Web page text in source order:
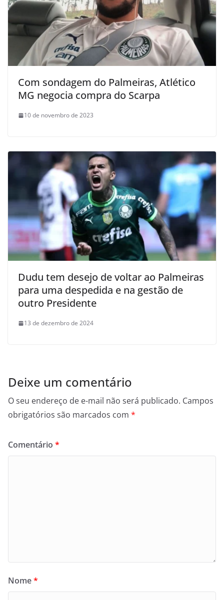
Com sondagem do Palmeiras, Atlético
MG negocia compra do Scarpa
10 de novembro de 2023
Dudu tem desejo de voltar ao Palmeiras
para uma despedida e na gestão de
outro Presidente
13 de dezembro de 2024
Deixe um comentário
O seu endereço de e-mail não será publicado. Campos
obrigatórios são marcados com *
Comentário *
Nome*